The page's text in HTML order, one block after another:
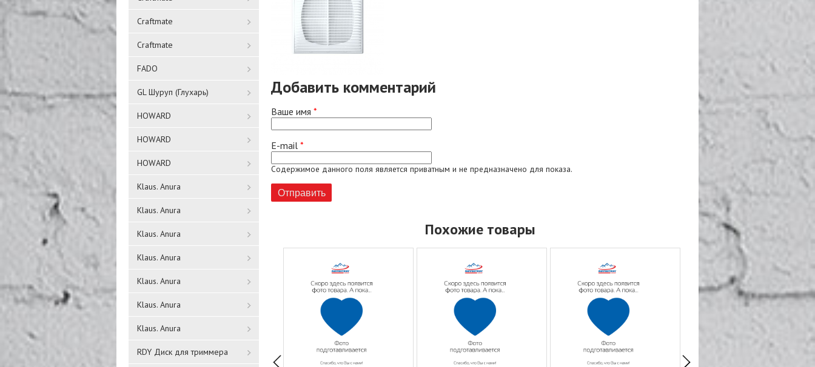
Craftmate
Craftmate
FADO
GL Шуруп (Глухарь)
HOWARD
HOWARD
HOWARD
Klaus. Anura
Klaus. Anura
Klaus. Anura
Klaus. Anura
Klaus. Anura
Klaus. Anura
Klaus. Anura
RDY Диск для триммера
Добавить комментарий
Ваше имя *
E-mail *
Содержимое данного поля является приватным и не предназначено для показа.
Похожие товары